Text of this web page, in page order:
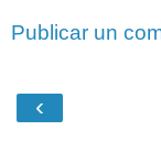
Publicar un
‹